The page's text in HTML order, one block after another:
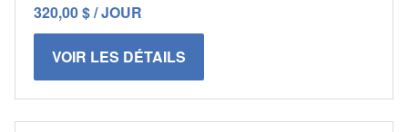
320,00 $ / JOUR
VOIR LES DÉTAILS